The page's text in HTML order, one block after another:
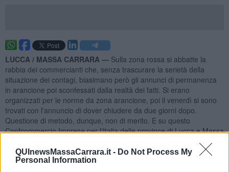
QUInewsMassaCarrara.it - Do Not Process My
Personal Information
LUCCA / MASSA CARRARA — Sulla zona rossa si abbatte la
rabbia dei commercianti che, senza trascurare la serietà della
situazione dei contagi, biasimano però gli annunci di permanenza
in arancione poi sconfessati dalla realtà dei fatti. Si erano
organizzati per le norme da zona arancione, poi il venerdì si sono
trovati con l'annuncio di dover chiudere da due giorni dopo.
Questione di metodo, dunque, non di merito. E su questo
Confcommercio Imprese per l'Italia delle province di Lucca e Massa
Carrara "esprime tutta la sua rabbia e incredulità", recita una nota
dell'associazione di categoria.
“Non possiamo che rimanere allibiti per l’incredibile errore di